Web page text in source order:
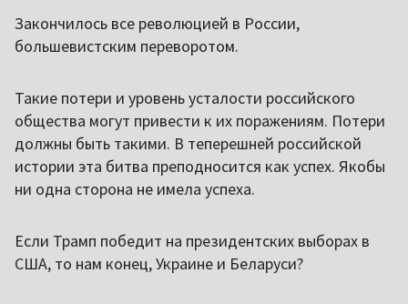
Закончилось все революцией в России,
большевистским переворотом.
Такие потери и уровень усталости российского
общества могут привести к их поражениям. Потери
должны быть такими. В теперешней российской
истории эта битва преподносится как успех. Якобы
ни одна сторона не имела успеха.
Если Трамп победит на президентских выборах в
США, то нам конец, Украине и Беларуси?